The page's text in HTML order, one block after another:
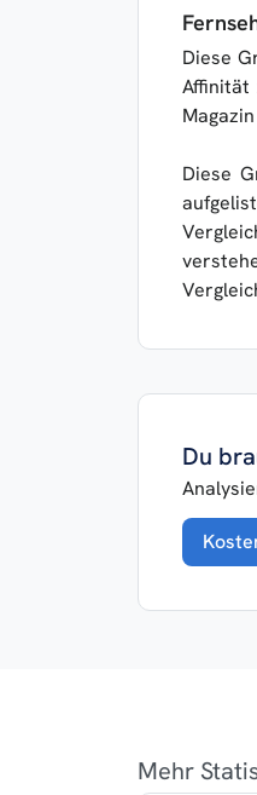
Diese
Affinität
Diese
Du
Mehr